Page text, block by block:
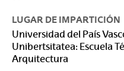
LUGAR DE IMPARTICIÓN
Universidad del País
Unibertsitatea: Escuela
Arquitectura